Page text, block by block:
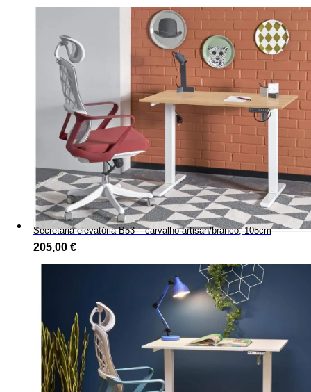
Secretária elevatória B53 – carvalho artisan/branco, 105cm
205,00 €